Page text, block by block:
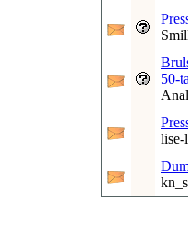
50-
lise-